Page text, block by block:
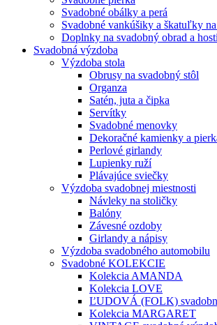
Svadobné obálky a perá
Svadobné vankúšiky a škatuľky
Doplnky na svadobný obrad a
Svadobná výzdoba
Výzdoba stola
Obrusy na svadobný stôl
Organza
Satén, juta a čipka
Servítky
Svadobné menovky
Dekoračné kamienky a
Perlové girlandy
Lupienky ruží
Plávajúce sviečky
Výzdoba svadobnej miestnosti
Návleky na stoličky
Balóny
Závesné ozdoby
Girlandy a nápisy
Výzdoba svadobného automobilu
Svadobné KOLEKCIE
Kolekcia AMANDA
Kolekcia LOVE
ĽUDOVÁ (FOLK)
Kolekcia MARGARET